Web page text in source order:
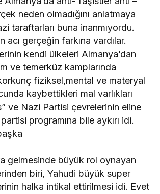
neden olmadığını anlatmaya
taraftarları buna inanmıyordu.
acı gerçeğin farkına vardılar.
kendi ülkeleri Almanya’dan
ve temerküz kamplarında
korkunç fiziksel,mental ve materyal
kaybettikleri mal varlıkları
ve Nazi Partisi çevrelerinin eline
programına bile aykırı idi.
gelmesinde büyük rol oynayan
biri, Yahudi büyük super
halka intikal ettirilmesi idi. Evet